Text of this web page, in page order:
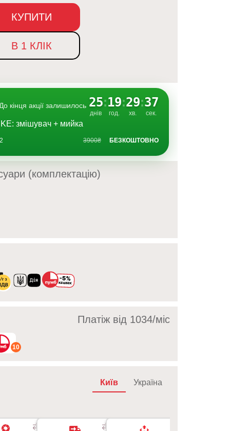
КУПИТИ
В 1 КЛІК
До кінця акції залишилось 25
днів
:19
год.
:29
хв.
:36
сек.
змішувач + мийка
3900₴ БЕЗКОШТОВНО
(комплектацію)
Платіж від 1034/мic
10
Київ Україна